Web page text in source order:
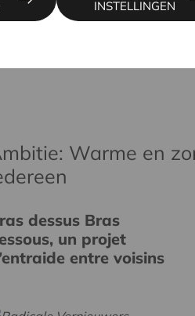
Warme en
dessus Bras
un projet
entre voisins
INSTELLINGEN